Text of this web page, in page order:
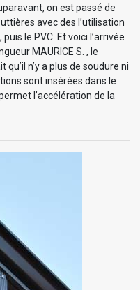
on est passé de
avec des l’utilisation
le PVC. Et voici l’arrivée
MAURICE S. , le
n’y a plus de soudure ni
sont insérées dans le
l’accélération de la